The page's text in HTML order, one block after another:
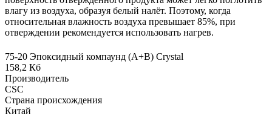
влагу из воздуха, образуя белый налёт. Поэтому, когда
относительная влажность воздуха превышает 85%, при
отверждении рекомендуется использовать нагрев.
75-20 Эпоксидный компаунд (А+В) Crystal
158,2 Кб
Производитель
CSC
Страна происхождения
Китай